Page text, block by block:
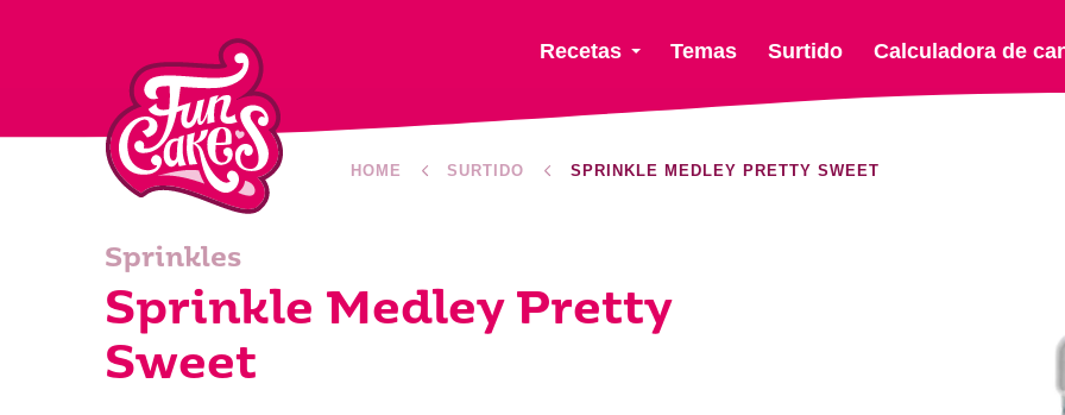
Recetas Temas Surtido Calculadora de
HOME SURTIDO SPRINKLE MEDLEY PRETTY SWEET
Sprinkles
Sprinkle Medley Pretty
Sweet